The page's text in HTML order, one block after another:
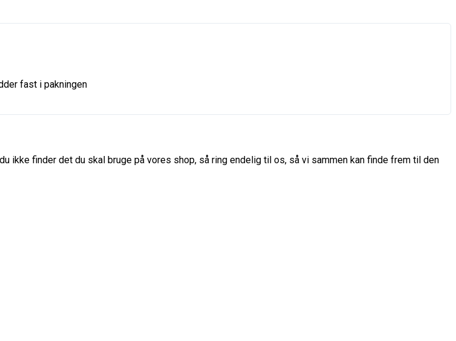
fast i pakningen
ikke finder det du skal bruge på vores shop, så ring endelig til os, så vi sammen kan finde frem til den